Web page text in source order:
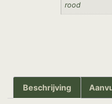
rood
Beschrijving